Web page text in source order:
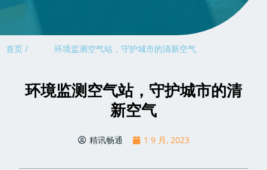
首页 / 环境监测空气站，守护城市的清新空气
环境监测空气站，守护城市的清
新空气
精讯畅通 1 9 月, 2023